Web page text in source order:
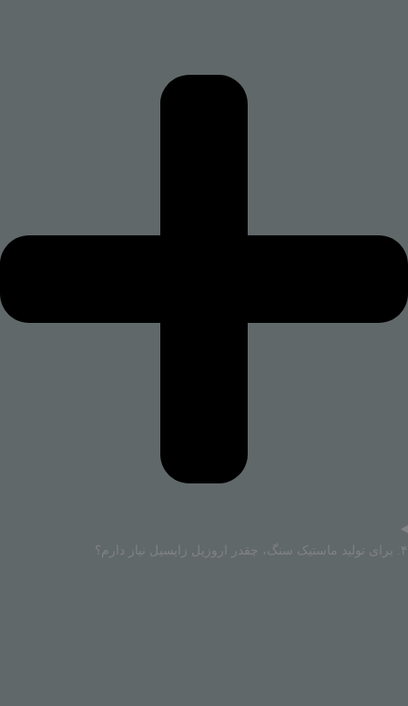
۴. برای تولید ماستیک سنگ، چقدر اروزیل زایسیل نیاز دارم؟